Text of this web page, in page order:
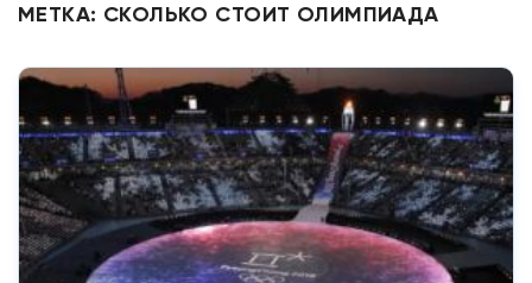
МЕТКА: СКОЛЬКО СТОИТ ОЛИМПИАДА